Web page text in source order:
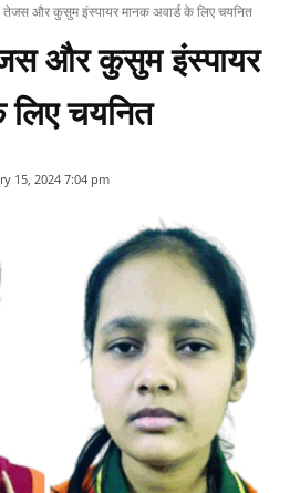
और कुसुम इंस्पायर मानक अवार्ड के लिए चयनित
और कुसुम इंस्पायर
लिए चयनित
15, 2024 7:04 pm